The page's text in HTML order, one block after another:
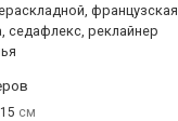
французская
седафлекс, реклайнер